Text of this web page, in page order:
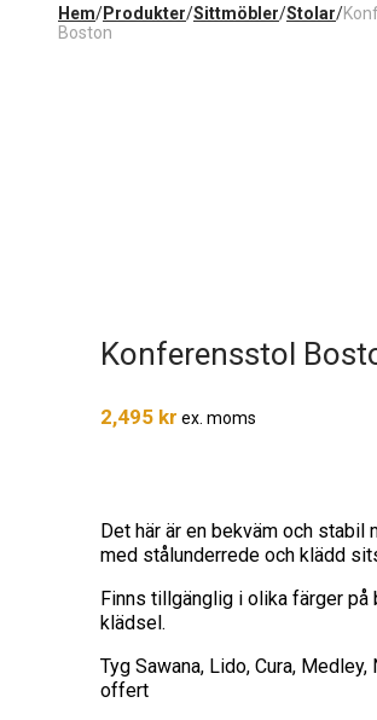
Hem/Produkter/Sittmöbler/Stolar/
Boston
Konferensstol
2,495 kr ex. moms
Det här är en bekväm och stabil
med stålunderrede och klädd
Finns tillgänglig i olika färger på
klädsel.
Tyg Sawana, Lido, Cura, Medley,
offert